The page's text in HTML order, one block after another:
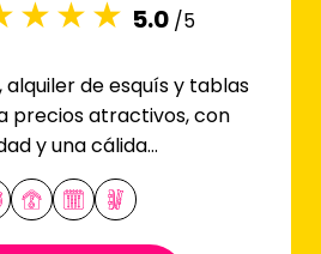
5.0 /5
alquiler de esquís y tablas
precios atractivos, con
y una cálida